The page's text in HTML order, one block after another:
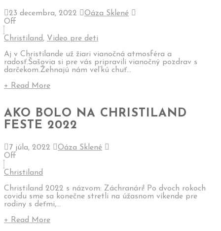
23 decembra, 2022
Oáza Sklené
Off
Christiland, Video pre deti
Aj v Christilande už žiari vianočná atmosféra a
radosť.Šašovia si pre vás pripravili vianočný pozdrav s
darčekom.Žehnajú nám veľkú chuť...
+ Read More
AKO BOLO NA CHRISTILAND
FESTE 2022
7 júla, 2022
Oáza Sklené
Off
Christiland
Christiland 2022 s názvom: Záchranári! Po dvoch rokoch
covidu sme sa konečne stretli na úžasnom víkende pre
rodiny s deťmi,...
+ Read More